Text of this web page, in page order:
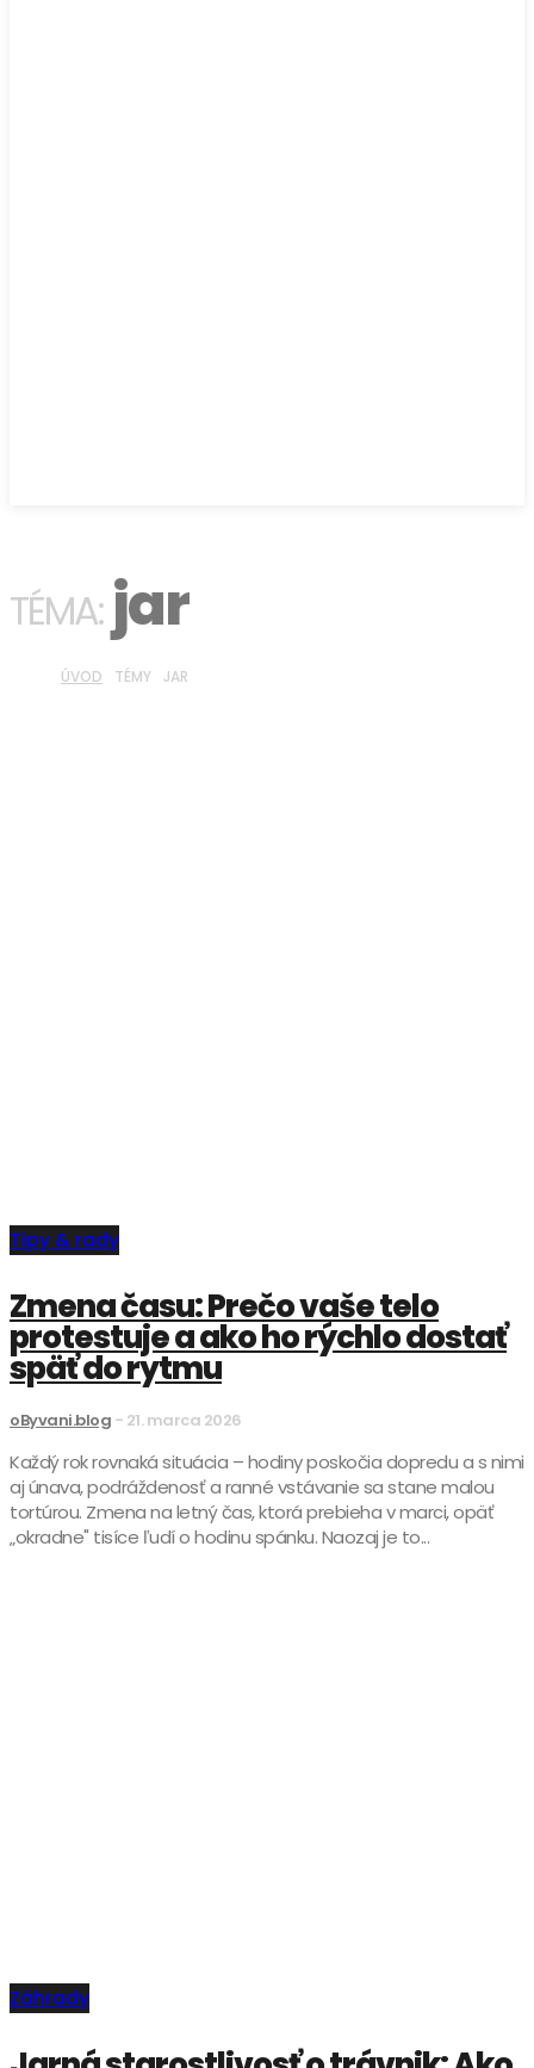
TÉMA: jar
ÚVOD TÉMY JAR
Tipy & rady
Zmena času: Prečo vaše telo
protestuje a ako ho rýchlo dostať
späť do rytmu
oByvani.blog - 21. marca 2026
Každý rok rovnaká situácia – hodiny poskočia dopredu a s nimi
aj únava, podráždenosť a ranné vstávanie sa stane malou
tortúrou. Zmena na letný čas, ktorá prebieha v marci, opäť
„okradne" tisíce ľudí o hodinu spánku. Naozaj je to...
Záhrady